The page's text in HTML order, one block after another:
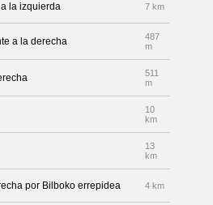
la izquierda 7 km
a la derecha
487
m
511
m
10
km
13
km
por Bilboko errepidea 4 km